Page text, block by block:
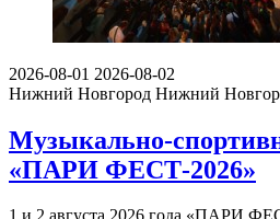
2026-08-01 2026-08-02
Нижний Новгород Нижний
Музыкально-
«ПАРИ ФЕСТ-2026»